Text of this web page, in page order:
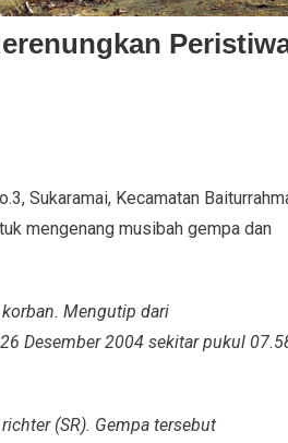
Sukaramai, Kecamatan
mengenang musibah gempa dan
Mengutip dari
Desember 2004 sekitar pukul
(SR). Gempa tersebut